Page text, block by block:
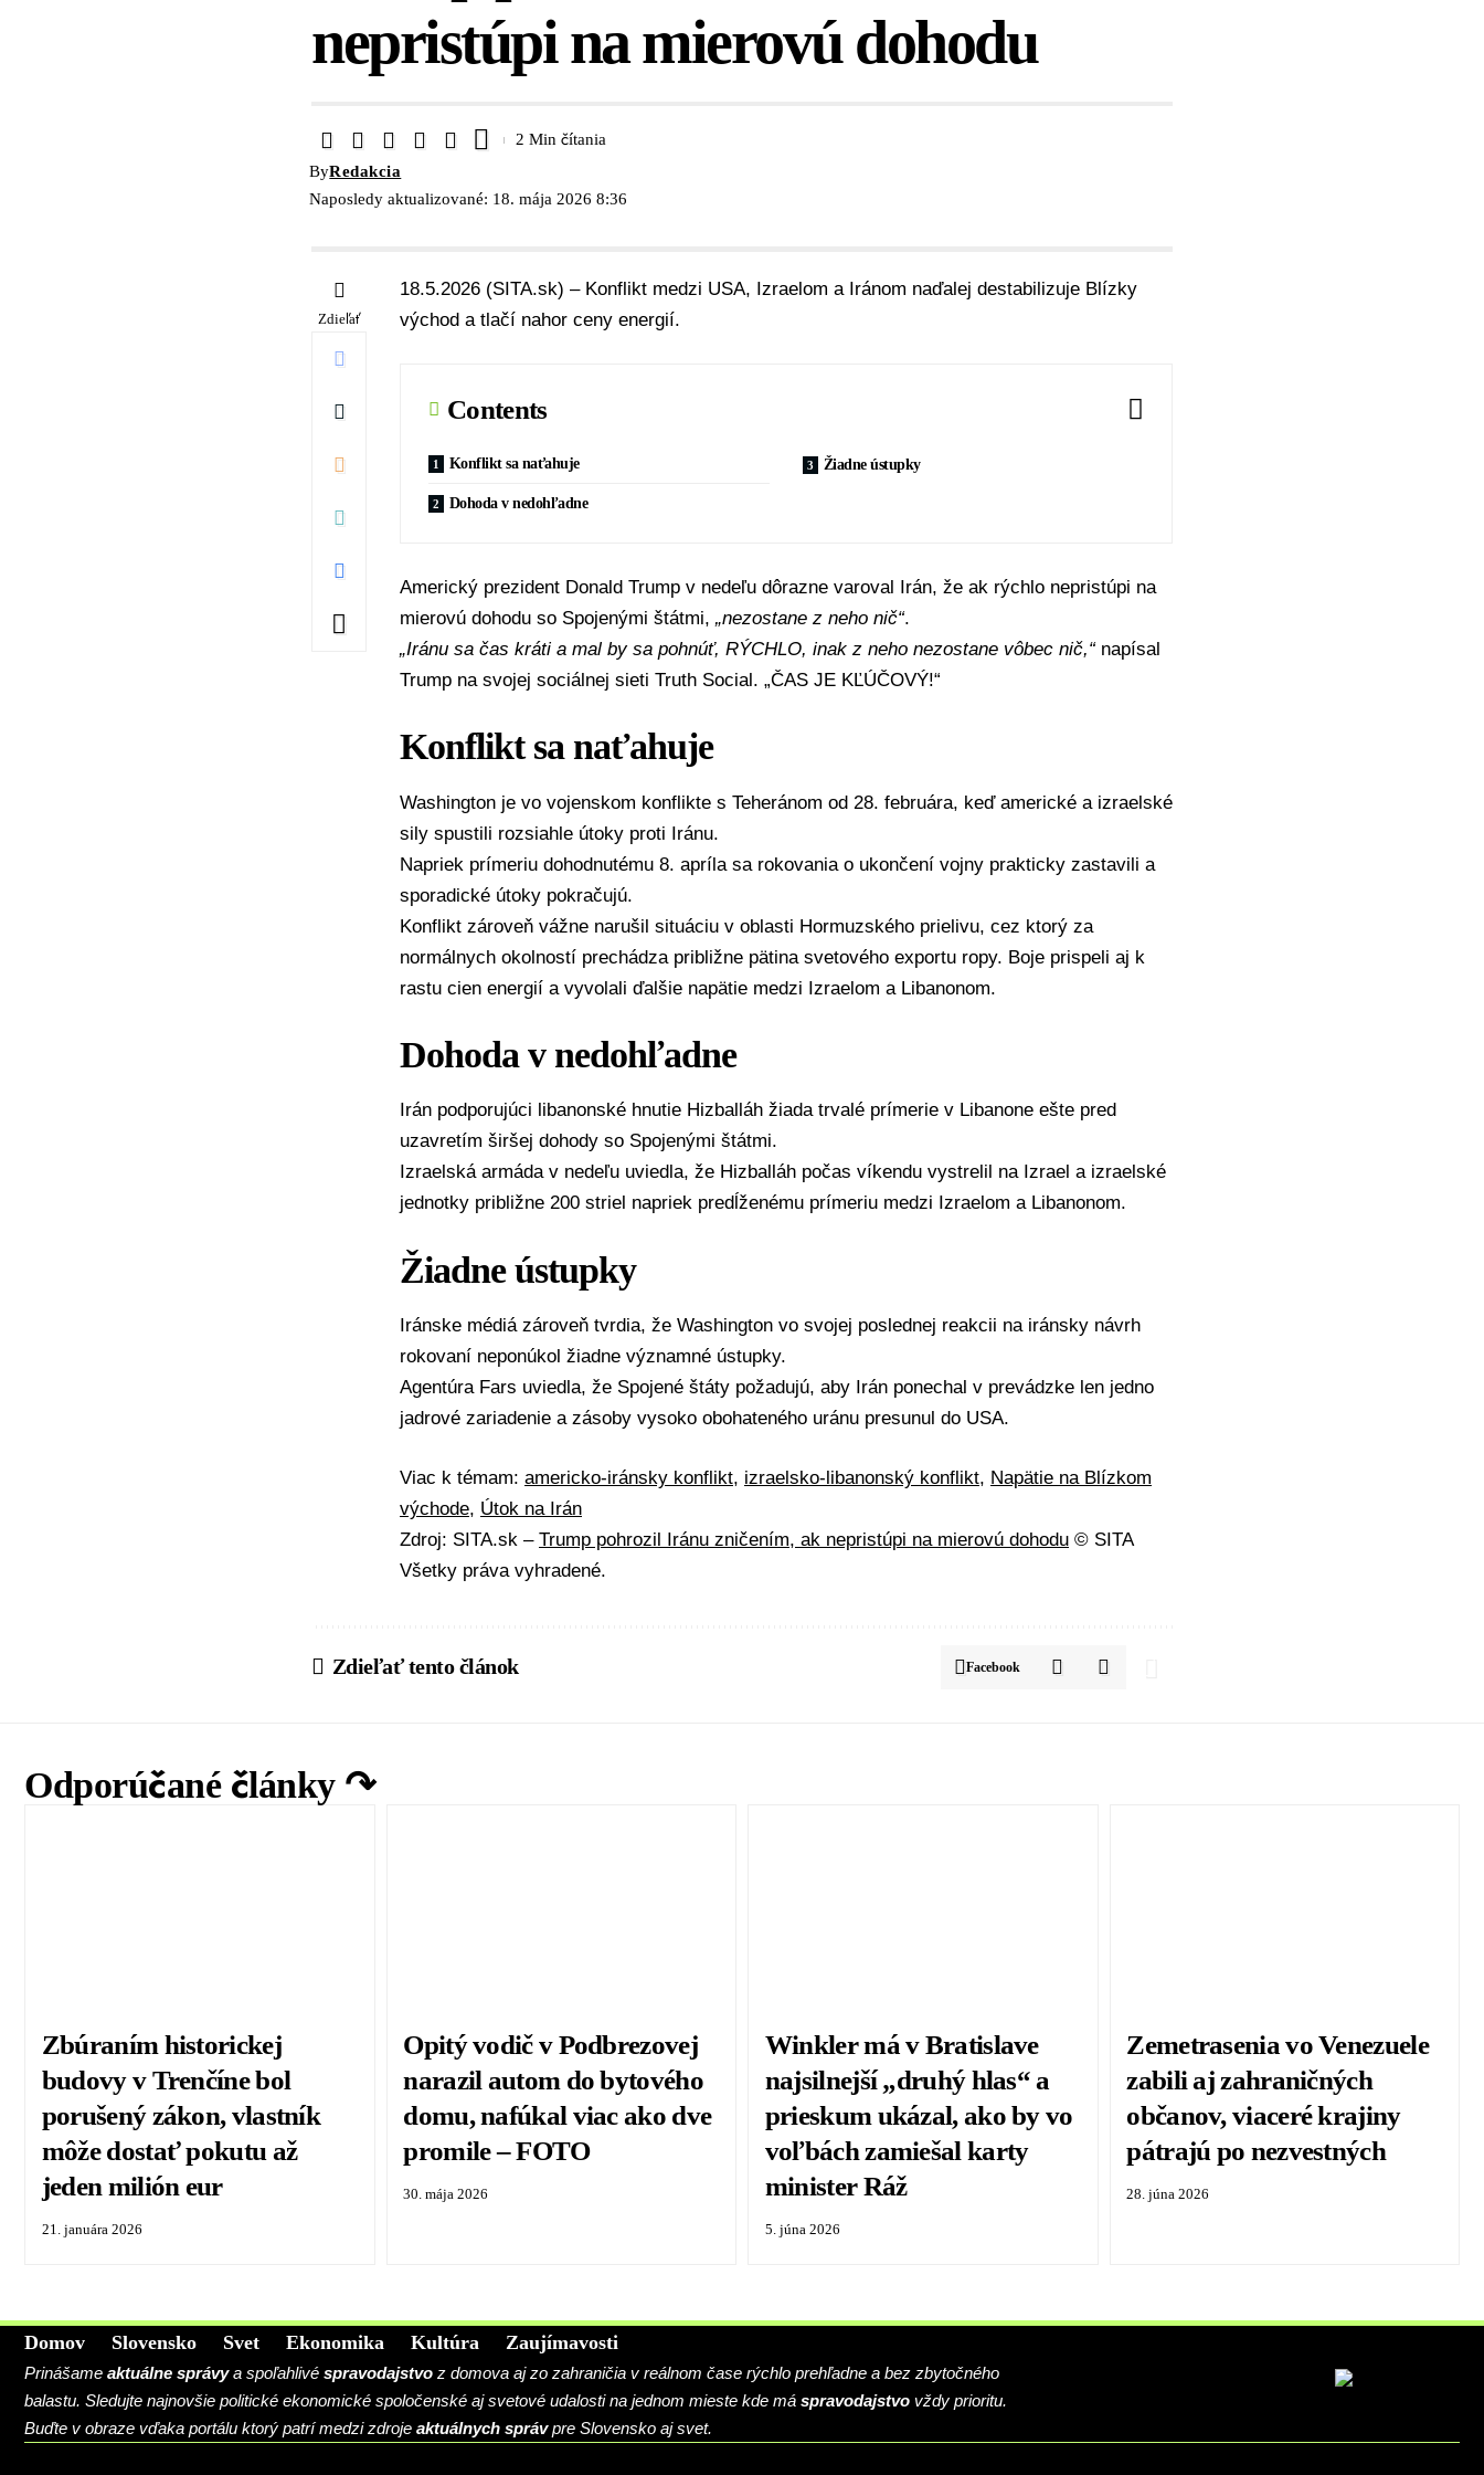
nepristúpi na mierovú dohodu
Naposledy aktualizované: 18. mája 2026 8:36
ByRedakcia
2 Min čítania
Zdieľať
18.5.2026 (SITA.sk) – Konflikt medzi USA, Izraelom a Iránom naďalej destabilizuje Blízky
východ a tlačí nahor ceny energií.
Contents
Konflikt sa naťahuje
Dohoda v nedohľadne
Žiadne ústupky
Americký prezident Donald Trump v nedeľu dôrazne varoval Irán, že ak rýchlo nepristúpi na
mierovú dohodu so Spojenými štátmi, „nezostane z neho nič“.
„Iránu sa čas kráti a mal by sa pohnúť, RÝCHLO, inak z neho nezostane vôbec nič,“napísal
Trump na svojej sociálnej sieti Truth Social. „ČAS JE KĽÚČOVÝ!“
Konflikt sa naťahuje
Washington je vo vojenskom konflikte s Teheránom od 28. februára, keď americké a izraelské
sily spustili rozsiahle útoky proti Iránu.
Napriek prímeriu dohodnutému 8. apríla sa rokovania o ukončení vojny prakticky zastavili a
sporadické útoky pokračujú.
Konflikt zároveň vážne narušil situáciu v oblasti Hormuzského prielivu, cez ktorý za
normálnych okolností prechádza približne pätina svetového exportu ropy. Boje prispeli aj k
rastu cien energií a vyvolali ďalšie napätie medzi Izraelom a Libanonom.
Dohoda v nedohľadne
Irán podporujúci libanonské hnutie Hizballáh žiada trvalé prímerie v Libanone ešte pred
uzavretím širšej dohody so Spojenými štátmi.
Izraelská armáda v nedeľu uviedla, že Hizballáh počas víkendu vystrelil na Izrael a izraelské
jednotky približne 200 striel napriek predĺženému prímeriu medzi Izraelom a Libanonom.
Žiadne ústupky
Iránske médiá zároveň tvrdia, že Washington vo svojej poslednej reakcii na iránsky návrh
rokovaní neponúkol žiadne významné ústupky.
Agentúra Fars uviedla, že Spojené štáty požadujú, aby Irán ponechal v prevádzke len jedno
jadrové zariadenie a zásoby vysoko obohateného uránu presunul do USA.
Viac k témam: americko-iránsky konflikt, izraelsko-libanonský konflikt, Napätie na Blízkom
východe, Útok na Irán
Zdroj: SITA.sk – Trump pohrozil Iránu zničením, ak nepristúpi na mierovú dohodu © SITA
Všetky práva vyhradené.
Zdieľať tento článok Facebook
Odporúčané články ↷
Zbúraním historickej
budovy v Trenčíne bol
porušený zákon, vlastník
môže dostať pokutu až
jeden milión eur
21. januára 2026
Opitý vodič v Podbrezovej
narazil autom do bytového
domu, nafúkal viac ako dve
promile – FOTO
30. mája 2026
Winkler má v Bratislave
najsilnejší „druhý hlas“ a
prieskum ukázal, ako by vo
voľbách zamiešal karty
minister Ráž
5. júna 2026
Zemetrasenia vo Venezuele
zabili aj zahraničných
občanov, viaceré krajiny
pátrajú po nezvestných
28. júna 2026
Domov Slovensko Svet Ekonomika Kultúra Zaujímavosti
Prinášame aktuálne správya spoľahlivé spravodajstvo z domova aj zo zahraničia v reálnom čase rýchlo prehľadne a bez zbytočného
balastu. Sledujte najnovšie politické ekonomické spoločenské aj svetové udalosti na jednom mieste kde má spravodajstvo vždy prioritu.
Buďte v obraze vďaka portálu ktorý patrí medzi zdroje aktuálnych správpre Slovensko aj svet.